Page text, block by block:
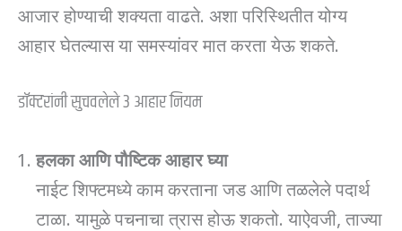
आजार होण्याची शक्यता वाढते. अशा परिस्थितीत योग्य
आहार घेतल्यास या समस्यांवर मात करता येऊ शकते.
डॉक्टरांनी सुचवलेले 3 आहार नियम
हलका आणि पौष्टिक आहार घ्या
नाईट शिफ्टमध्ये काम करताना जड आणि तळलेले पदार्थ
टाळा. यामुळे पचनाचा त्रास होऊ शकतो. याऐवजी, ताज्या